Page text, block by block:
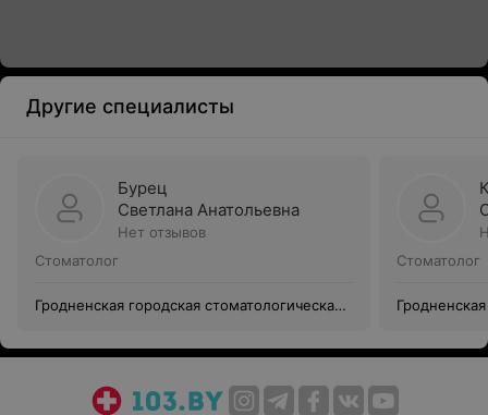
Другие специалисты
Бурец
Светлана Анатольевна
Нет отзывов
Стоматолог
Гродненская городская стоматологическая
Стоматолог